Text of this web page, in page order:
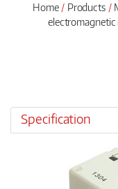
Home Products
electromagnetic
Specification